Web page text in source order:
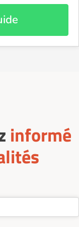
informé